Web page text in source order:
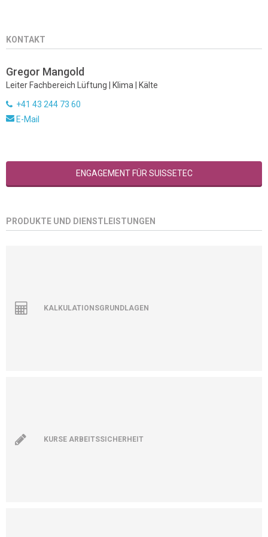
KONTAKT
Gregor Mangold
Leiter Fachbereich Lüftung | Klima | Kälte
+41 43 244 73 60
E-Mail
ENGAGEMENT FÜR SUISSETEC
PRODUKTE UND DIENSTLEISTUNGEN
KALKULATIONSGRUNDLAGEN
KURSE ARBEITSSICHERHEIT